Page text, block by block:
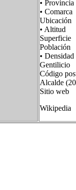
•
•
Ubicación
•
•
Código
Alcalde
Sitio
Wikipedia